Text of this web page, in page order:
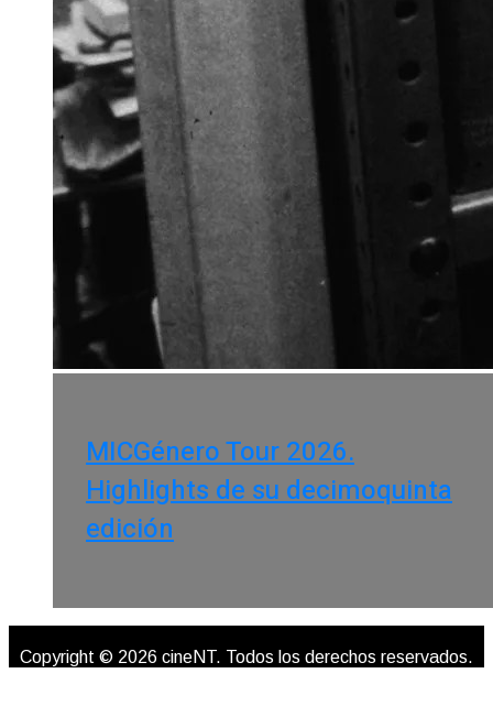
MICGénero Tour 2026.
Highlights de su decimoquinta
edición
Copyright © 2026 cineNT. Todos los derechos reservados.